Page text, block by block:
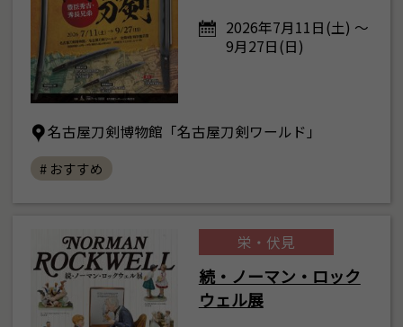
2026年7月11日(土) ～
9月27日(日)
名古屋刀剣博物館「名古屋刀剣ワールド」
# おすすめ
栄・伏見
続・ノーマン・ロック
ウェル展